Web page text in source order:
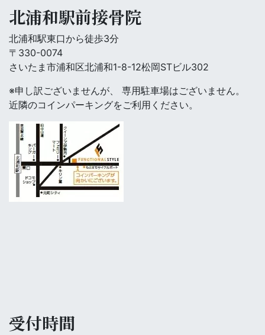
北浦和駅前接骨院
北浦和駅東口から徒歩3分
〒330-0074
さいたま市浦和区北浦和1-8-12松岡STビル302
※申し訳ございませんが、 専用駐車場はございません。
近隣のコインパーキングをご利用ください。
受付時間